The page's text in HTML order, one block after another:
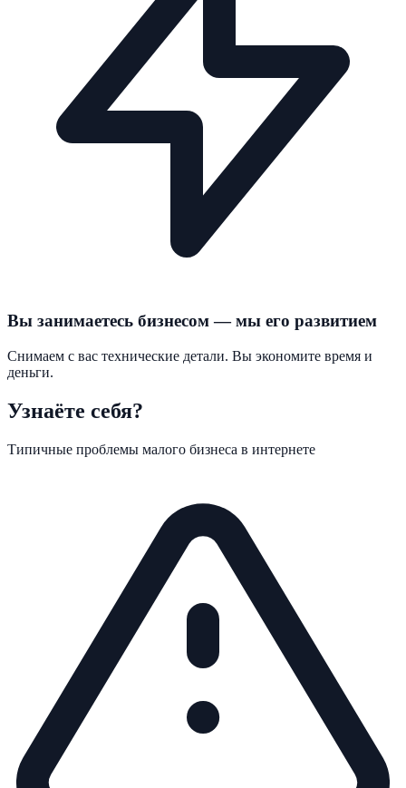
Вы занимаетесь бизнесом — мы его развитием
Снимаем с вас технические детали. Вы экономите время и
деньги.
Узнаёте себя?
Типичные проблемы малого бизнеса в интернете